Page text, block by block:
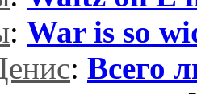
: War is so
: Всего